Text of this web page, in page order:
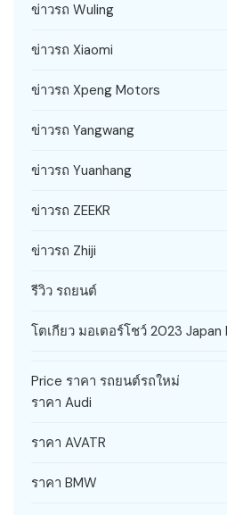
ข่าวรถ Wuling
ข่าวรถ Xiaomi
ข่าวรถ Xpeng Motors
ข่าวรถ Yangwang
ข่าวรถ Yuanhang
ข่าวรถ ZEEKR
ข่าวรถ Zhiji
รีวิว รถยนต์
โตเกียว มอเตอร์โชว์ 2023
Price ราคา รถยนต์รถใหม่
ราคา Audi
ราคา AVATR
ราคา BMW